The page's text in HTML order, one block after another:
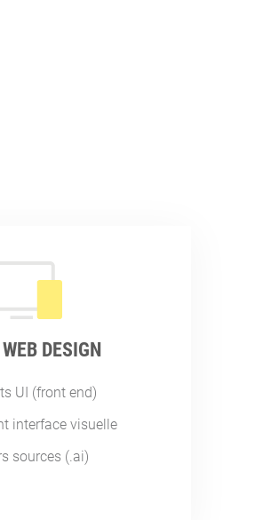
DESIGN
UI (front end)
interface visuelle
sources (.ai)